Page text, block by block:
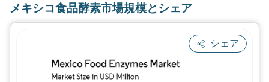
メキシコ食品酵素市場規模とシェア
シェア